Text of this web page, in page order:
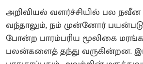
அறிவியல் வளர்ச்சியில் பல நவீன
வந்தாலும், நம் முன்னோர்
போன்ற பாரம்பரிய மூலிகை
பலன்களைத் தந்து வருகின்றன.